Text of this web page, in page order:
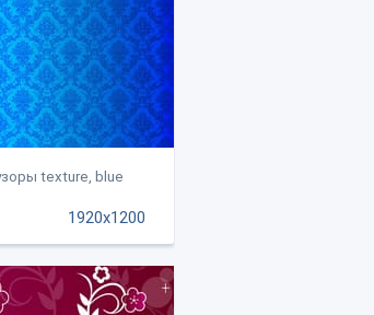
texture, blue
1920x1200